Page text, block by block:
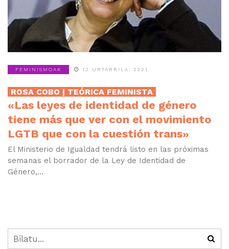
FEMINISMOAK 12 URTARRILA, 2021
ROSA COBO | TEÓRICA FEMINISTA
«Las leyes de identidad de género
tiene más que ver con el movimiento
LGTB que con la cuestión trans»
El Ministerio de Igualdad tendrá listo en las próximas
semanas el borrador de la Ley de Identidad de
Género,...